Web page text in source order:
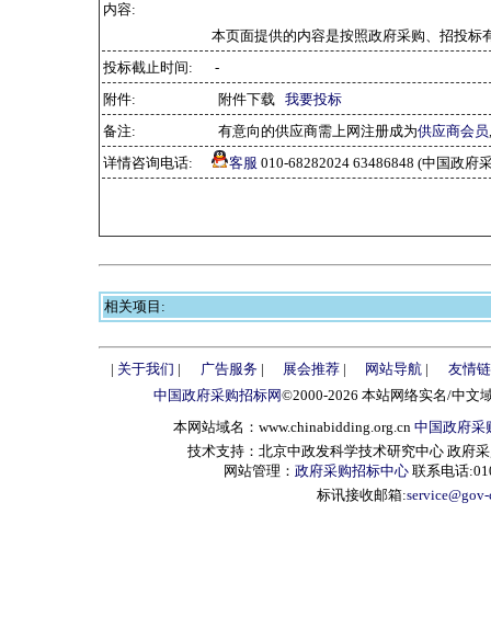
内容:
本页面提供的内容是按照政府采购、招投标
投标截止时间:
-
附件:
附件下载 我要投标
备注:
有意向的供应商需上网注册成为供应商会员
详情咨询电话:
客服 010-68282024 63486848 (中国政府
相关项目:
| 关于我们 | 广告服务| 展会推荐| 网站导航 |
友情
中国政府采购招标网©2000-2026 本站网络实名/中文
本网站域名：www.chinabidding.org.cn 中国政府采
技术支持：北京中政发科学技术研究中心 政府
网站管理： 政府采购招标中心 联系电话
标讯接收邮箱: